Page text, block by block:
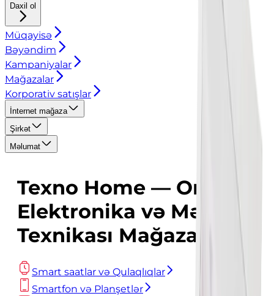
Daxil ol
Müqayisə
Bəyəndim
Kampaniyalar
Mağazalar
Korporativ satışlar
İnternet mağaza
Şirkət
Məlumat
Texno Home — Onlayn
Elektronika və Məişət
Texnikası Mağazası
Smart saatlar və Qulaqlıqlar
Smartfon və Planşetlər